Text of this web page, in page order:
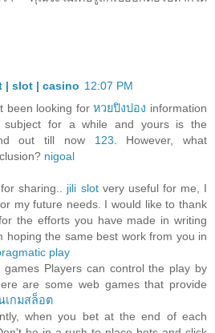
| slot | casino 12:07 PM
been looking forหวยปิงปอง information
subject for a while and yours is the
out till now 123 . However, what
nigoal
sharing.. jili slotvery useful for me, I
my future needs. I would like to thank
the efforts you have made in writing
hoping the same best work from you in
play
games Players can control the play by
are some web games that provide
เกมสล็อต
when you bet at the end of each